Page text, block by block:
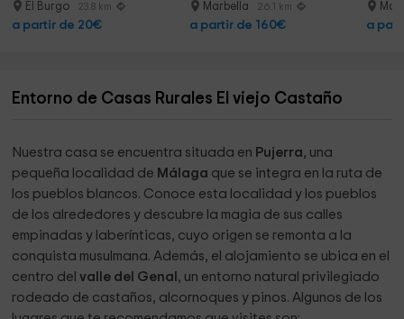
El Burgo 23.8 km
a partir de 20€
Marbella 26.1 km
a partir de 160€ a
Entorno de Casas Rurales El viejo Castaño
Nuestra casa se encuentra situada en Pujerra, una
pequeña localidad de Málaga que se integra en la ruta de
los pueblos blancos. Conoce esta localidad y los pueblos
de los alrededores y descubre la magia de sus calles
empinadas y laberínticas, cuyo origen se remonta a la
conquista musulmana. Además, el alojamiento se ubica en el
centro delvalle del Genal , un entorno natural privilegiado
rodeado de castaños, alcornoques y pinos. Algunos de los